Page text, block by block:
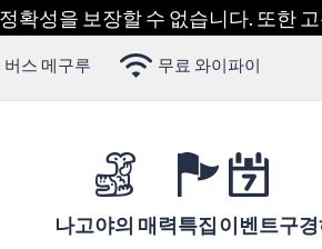
확성을 보장할 수 없습니다. 또한
버스 메구루 무료 와이파이
나고야의 매력특집이벤트구경